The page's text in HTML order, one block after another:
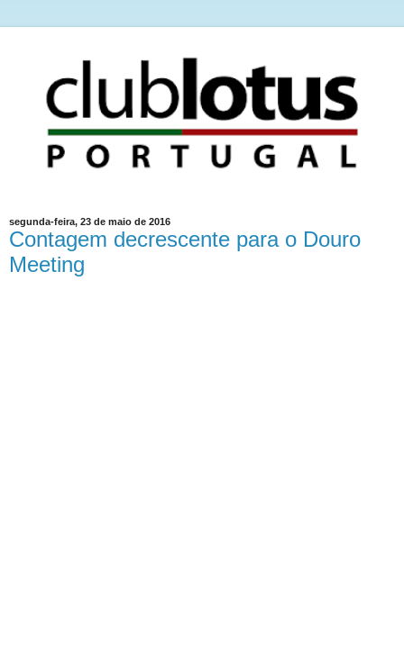
segunda-feira, 23 de maio de 2016
Contagem decrescente para o Douro
Meeting